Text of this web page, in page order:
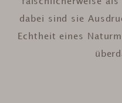
fälschlicherweise als
dabei sind sie
Echtheit eines